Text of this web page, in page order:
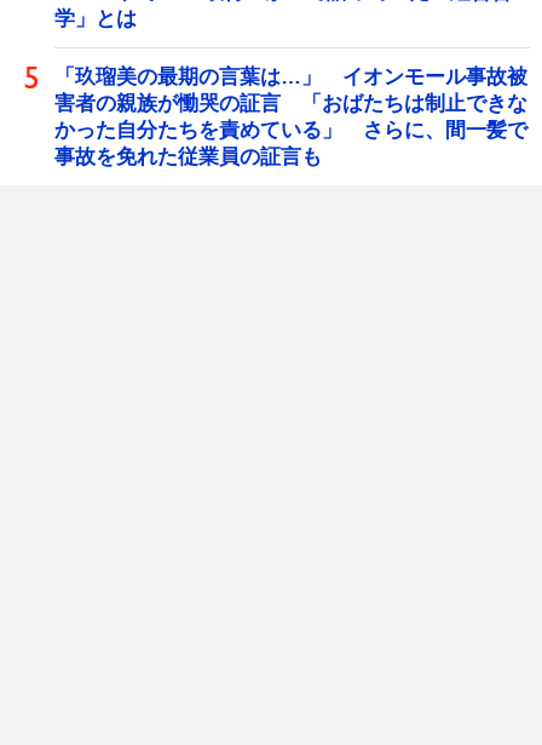
学」とは
「玖瑠美の最期の言葉は…」 イオンモール事故被
害者の親族が慟哭の証言 「おばたちは制止できな
かった自分たちを責めている」 さらに、間一髪で
事故を免れた従業員の証言も